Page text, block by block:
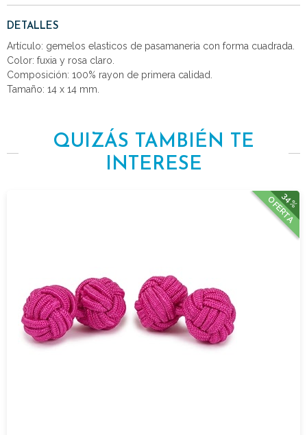
DETALLES
Artículo: gemelos elasticos de pasamaneria con forma cuadrada.
Color: fuxia y rosa claro.
Composición: 100% rayon de primera calidad.
Tamaño: 14 x 14 mm.
QUIZÁS TAMBIÉN TE
INTERESE
34%
OFERTA